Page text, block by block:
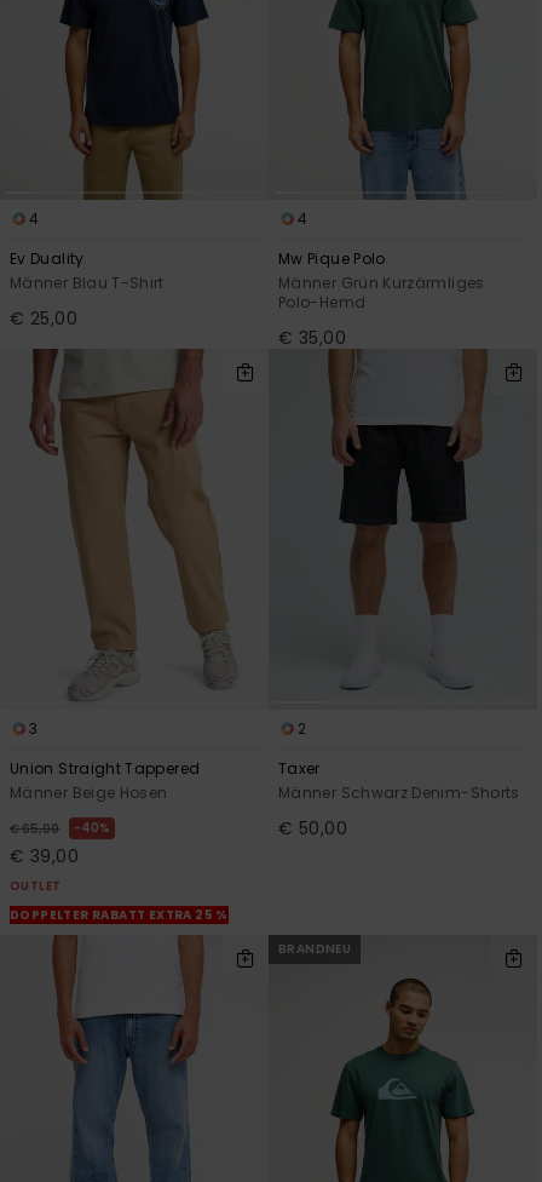
4
Ev Duality
Männer Blau T-Shirt
€ 25,00
4
Mw Pique Polo
Männer Grün Kurzärmliges
Polo-Hemd
€ 35,00
3
Union Straight Tappered
Männer Beige Hosen
€ 65,00 40%
€ 39,00
OUTLET
DOPPELTER RABATT EXTRA 25 %
2
Taxer
Männer Schwarz Denim-Shorts
€ 50,00
BRANDNEU